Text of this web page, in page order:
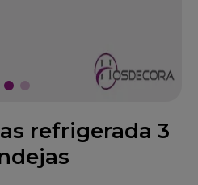
refrigerada 3